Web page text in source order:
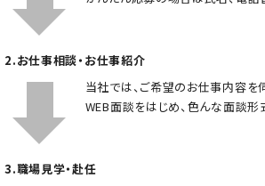
2.お仕事相談・お仕事紹介
当社では、ご希望のお仕事内容を
WEB面談をはじめ、色んな面談形
3.職場見学・赴任